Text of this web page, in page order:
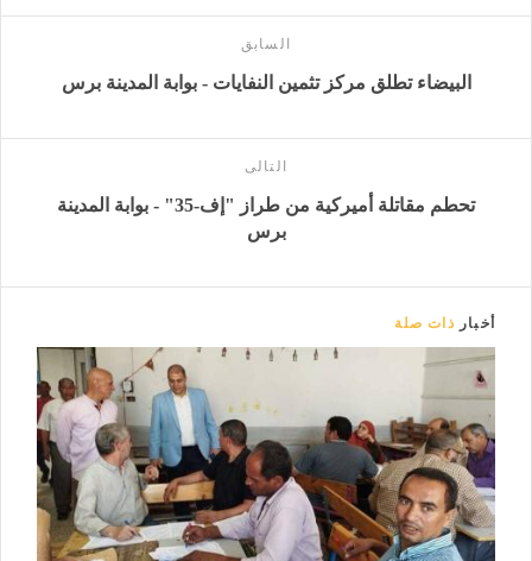
السابق
البيضاء تطلق مركز تثمين النفايات - بوابة المدينة برس
التالى
تحطم مقاتلة أميركية من طراز "إف-35" - بوابة المدينة
برس
أخبار ذات صلة